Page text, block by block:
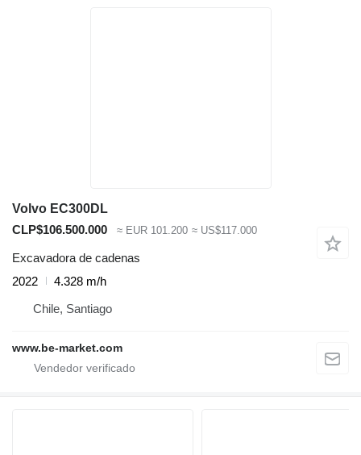
Volvo EC300DL
CLP$106.500.000
≈ EUR 101.200 ≈ US$117.000
Excavadora de cadenas
2022
4.328 m/h
Chile, Santiago
www.be-market.com